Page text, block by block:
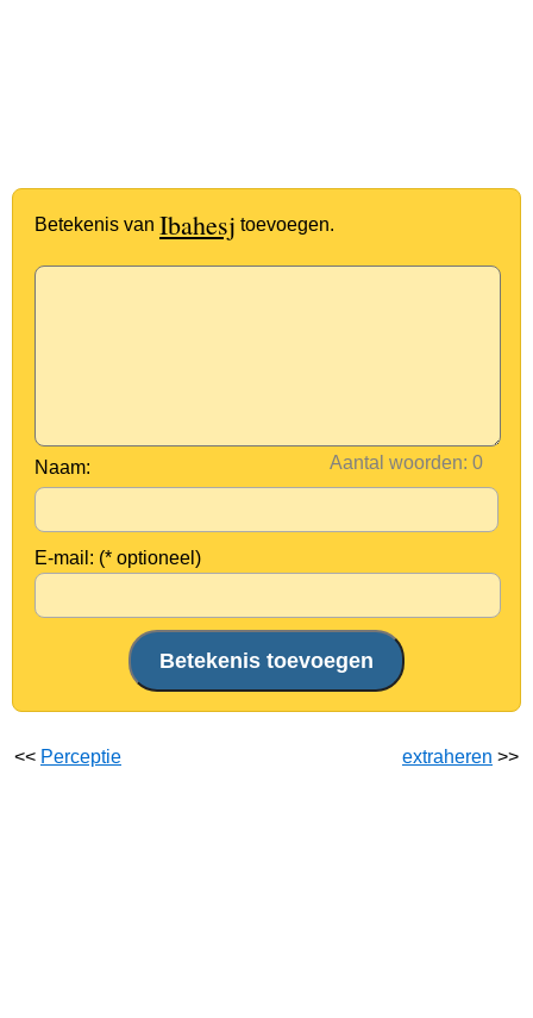
Betekenis van Ibahesj toevoegen.
Aantal woorden:
Naam:
E-mail: (* optioneel)
<< Perceptie extraheren >>